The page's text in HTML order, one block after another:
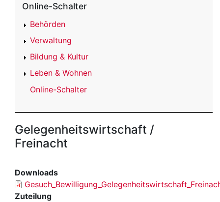
Online-Schalter
Behörden
Verwaltung
Bildung & Kultur
Leben & Wohnen
Online-Schalter
Gelegenheitswirtschaft /
Freinacht
Downloads
Zuteilung